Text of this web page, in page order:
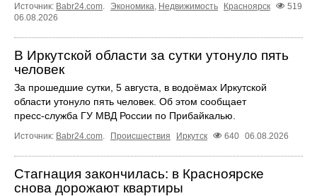
Источник: Babr24.com. Экономика, Недвижимость Красноярск
519
06.08.2026
В Иркутской области за сутки утонуло пять
человек
За прошедшие сутки, 5 августа, в водоёмах Иркутской
области утонуло пять человек. Об этом сообщает
пресс‑служба ГУ МВД России по Прибайкалью.
Источник: Babr24.com. Происшествия Иркутск 640 06.08.2026
Стагнация закончилась: в Красноярске
снова дорожают квартиры